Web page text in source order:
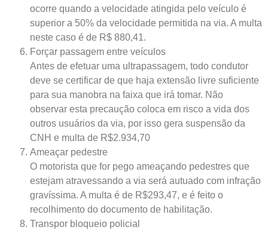
ocorre quando a velocidade atingida pelo veículo é
superior a 50% da velocidade permitida na via. A multa
neste caso é de R$ 880,41.
Forçar passagem entre veículos
Antes de efetuar uma ultrapassagem, todo condutor
deve se certificar de que haja extensão livre suficiente
para sua manobra na faixa que irá tomar. Não
observar esta precaução coloca em risco a vida dos
outros usuários da via, por isso gera suspensão da
CNH e multa de R$2.934,70
Ameaçar pedestre
O motorista que for pego ameaçando pedestres que
estejam atravessando a via será autuado com infração
gravíssima. A multa é de R$293,47, e é feito o
recolhimento do documento de habilitação.
Transpor bloqueio policial